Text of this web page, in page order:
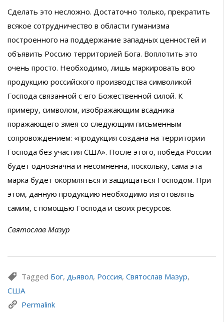
Сделать это несложно. Достаточно только, прекратить
всякое сотрудничество в области гуманизма
построенного на поддержание западных ценностей и
объявить Россию территорией Бога. Воплотить это
очень просто. Необходимо, лишь маркировать всю
продукцию российского производства символикой
Господа связанной с его Божественной силой. К
примеру, символом, изображающим всадника
поражающего змея со следующим письменным
сопровождением: «продукция создана на территории
Господа без участия США». После этого, победа России
будет однозначна и несомненна, поскольку, сама эта
марка будет окормляться и защищаться Господом. При
этом, данную продукцию необходимо изготовлять
самим, с помощью Господа и своих ресурсов.
Святослав Мазур
Tagged Бог, дьявол, Россия, Святослав Мазур,
США
Permalink